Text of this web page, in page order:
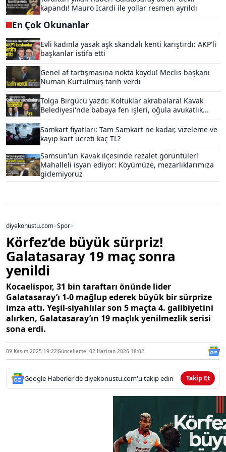
kapandı! Mauro Icardi ile yollar resmen ayrıldı
En Çok Okunanlar
Evli kadınla yasak aşk skandalı kenti karıştırdı: AKP'li
başkanlar istifa etti
Genel af tartışmasına nokta koydu! Meclis başkanı
Numan Kurtulmuş tarih verdi
Tolga Birgücü yazdı: Koltuklar akrabalara! Kavak
Belediyesi'nde babaya fen işleri, oğula avukatlık...
Samkart fiyatları: Tam Samkart ne kadar, vizeleme ve
kayıp kart ücreti kaç TL?
Samsun'un Kavak ilçesinde rezalet görüntüler!
Mahalleli isyan ediyor: Köyümüze, mezarlıklarımıza
gidemiyoruz
diyekonustu.com>Spor>
Körfez’de büyük sürpriz!
Galatasaray 19 maç sonra
yenildi
Kocaelispor, 31 bin taraftarı önünde lider
Galatasaray’ı 1-0 mağlup ederek büyük bir sürprize
imza attı. Yeşil-siyahlılar son 5 maçta 4. galibiyetini
alırken, Galatasaray’ın 19 maçlık yenilmezlik serisi
sona erdi.
09 Kasım 2025 19:22Güncelleme: 02 Haziran 2026 18:02
Google Haberler'de diyekonustu.com'u takip edin Takip Et